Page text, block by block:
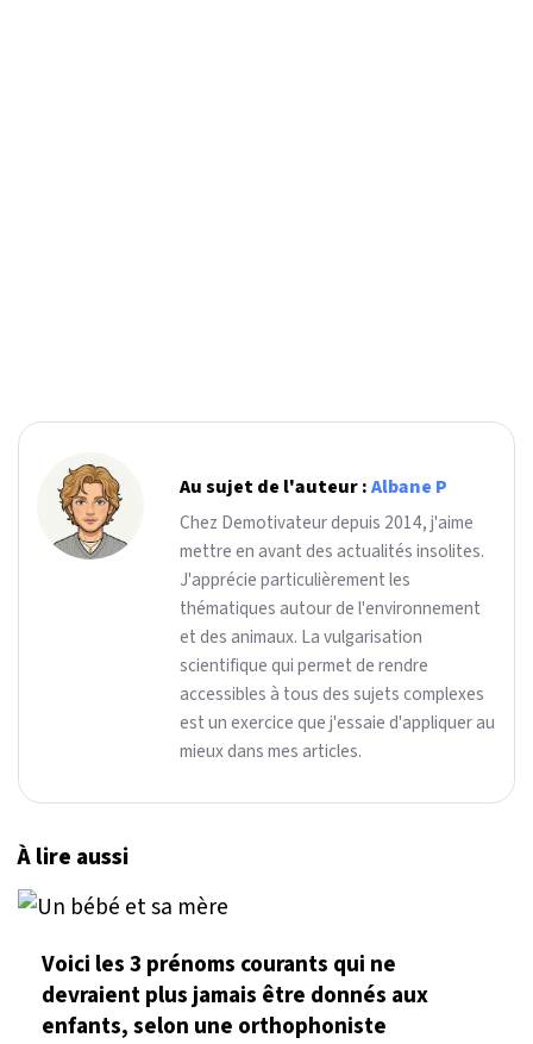
Au sujet de l'auteur :Albane P
Chez Demotivateur depuis 2014, j'aime
mettre en avant des actualités insolites.
J'apprécie particulièrement les
thématiques autour de l'environnement
et des animaux. La vulgarisation
scientifique qui permet de rendre
accessibles à tous des sujets complexes
est un exercice que j'essaie d'appliquer au
mieux dans mes articles.
À lire aussi
Voici les 3 prénoms courants qui ne
devraient plus jamais être donnés aux
enfants, selon une orthophoniste